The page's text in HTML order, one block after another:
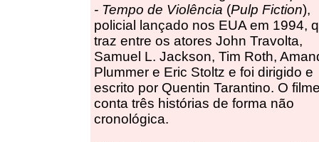
- Tempo de Violência (Pulp Fiction),
policial lançado nos EUA em 1994,
traz entre os atores John Travolta,
Samuel L. Jackson, Tim Roth,
Plummer e Eric Stoltz e foi dirigido e
escrito por Quentin Tarantino. O
conta três histórias de forma não
cronológica.